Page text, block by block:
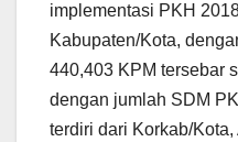
implementasi PKH
Kabupaten/Kota,
440,403 KPM tersebar
dengan jumlah SDM
terdiri dari Korkab/